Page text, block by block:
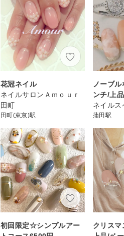
花冠ネイル
ネイルサロンＡｍｏｕｒ
田町
田町(東京)駅
ノーブ
ンチ/上
ネイルス
蒲田駅
初回限定☆シンプルアー
クリス